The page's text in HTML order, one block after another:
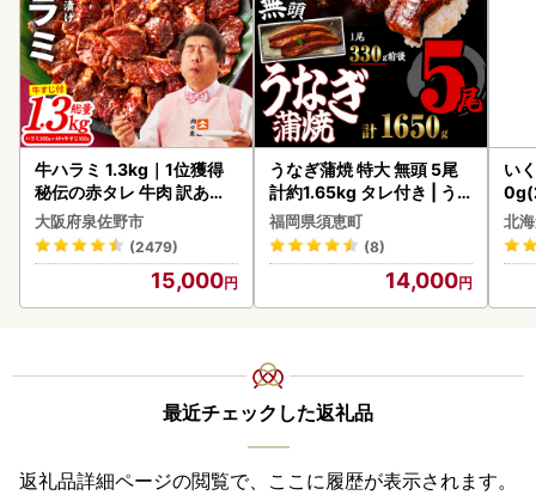
牛ハラミ 1.3kg｜1位獲得
秘伝の赤タレ 牛肉 訳あり
焼肉 BBQ
大阪府泉佐野市
(2479)
15,000
うなぎ蒲焼 特大 無頭 5尾
計約1.65kg タレ付き | う
なぎ蒲焼
福岡県須恵町
(8)
14,000
い
2-
北
最近チェックした返礼品
返礼品詳細ページの閲覧で、ここに履歴が表示されます。